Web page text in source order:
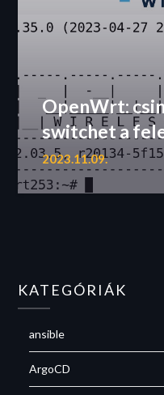
OpenWrt:
switchet a
2023.11.09.
KATEGÓRIÁK
ansible
ArgoCD